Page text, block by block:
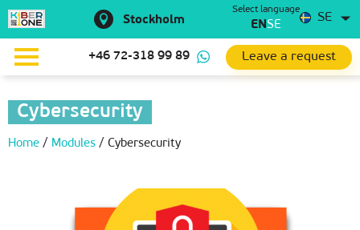
Stockholm
Select language
ENSE
SE
+46 72-318 99 89 Leave a request
Cybersecurity
Home / Modules / Cybersecurity